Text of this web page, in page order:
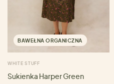
BAWEŁNA ORGANICZNA
WHITE STUFF
Sukienka Harper Green